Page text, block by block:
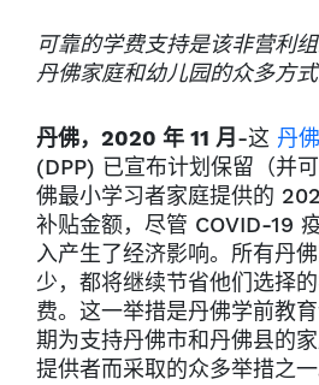
可靠的学费支持是该非营利
丹佛家庭和幼儿园的众多方
丹佛，2020 年 11 月-这 丹
(DPP) 已宣布计划保留（并
佛最小学习者家庭提供的
补贴金额，尽管 COVID-19
入产生了经济影响。所有丹
少，都将继续节省他们选择
费。这一举措是丹佛学前教
期为支持丹佛市和丹佛县的
提供者而采取的众多举措之一